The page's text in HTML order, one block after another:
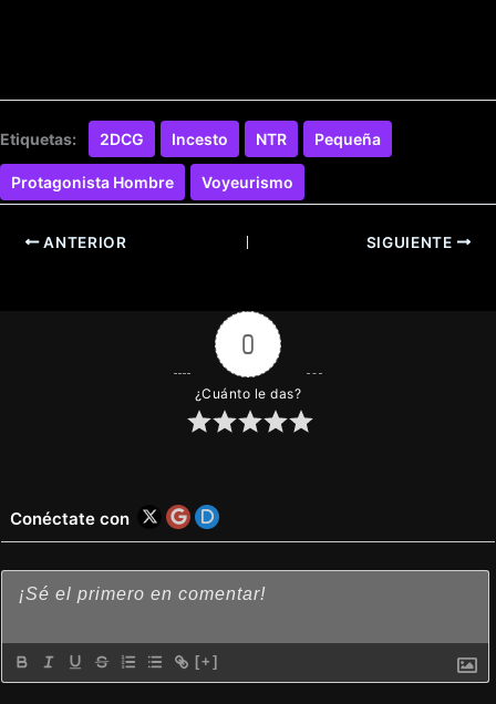
Etiquetas: 2DCG Incesto NTR Pequeña
Protagonista Hombre Voyeurismo
ANTERIOR SIGUIENTE
0
¿Cuánto le das?
Conéctate con
[+]